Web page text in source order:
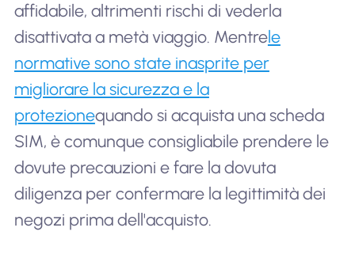
affidabile, altrimenti rischi di vederla
disattivata a metà viaggio. Mentrele
normative sono state inasprite per
migliorare la sicurezza e la
protezionequando si acquista una scheda
SIM, è comunque consigliabile prendere le
dovute precauzioni e fare la dovuta
diligenza per confermare la legittimità dei
negozi prima dell'acquisto.